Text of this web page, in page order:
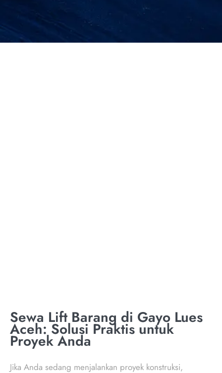
Sewa Lift Barang di Gayo Lues
Aceh: Solusi Praktis untuk
Proyek Anda
Jika Anda sedang menjalankan proyek konstruksi,